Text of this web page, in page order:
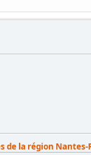
de la région Nantes-